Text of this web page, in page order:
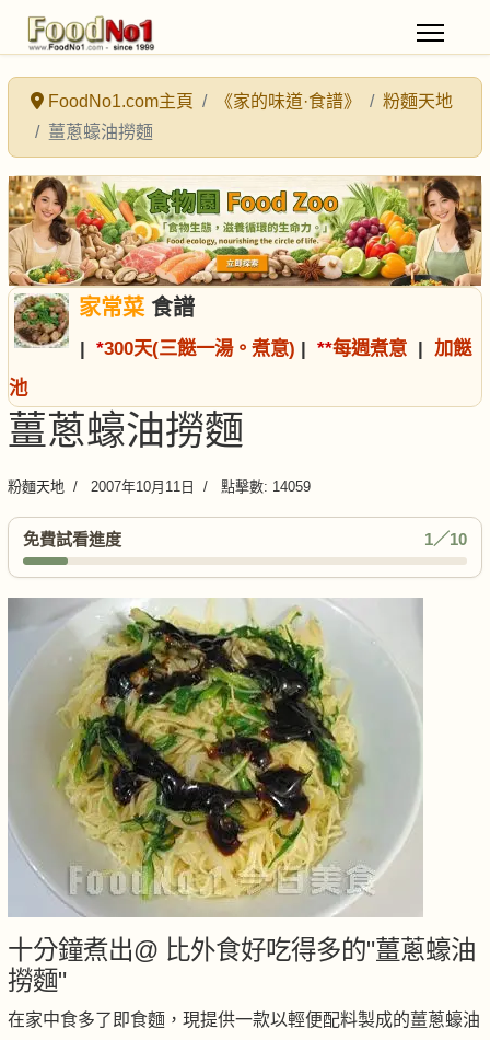
FoodNo1.com主頁 《家的味道·食譜》
粉麵天地
薑蔥蠔油撈麵
家常菜食譜
| *300天(三餸一湯。煮意) | **每週煮意 | 加餸
池
薑蔥蠔油撈麵
粉麵天地 2007年10月11日 點擊數: 14059
免費試看進度 1／10
十分鐘煮出@ 比外食好吃得多的"薑蔥蠔油
撈麵"
在家中食多了即食麵，現提供一款以輕便配料製成的薑蔥蠔油